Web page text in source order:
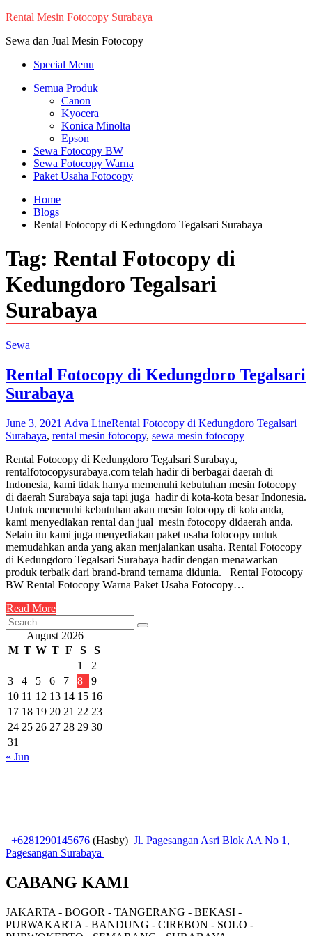
Skip
content
Rental Mesin Fotocopy Surabaya
Sewa dan Jual Mesin Fotocopy
Special Menu
Semua Produk
Canon
Kyocera
Konica Minolta
Epson
Sewa Fotocopy BW
Sewa Fotocopy Warna
Paket Usaha Fotocopy
Home
Blogs
Rental Fotocopy di Kedungdoro Tegalsari Surabaya
Tag: Rental Fotocopy di
Kedungdoro Tegalsari
Surabaya
Sewa
Rental Fotocopy di Kedungdoro Tegalsari
Surabaya
June 3, 2021 Adva LineRental Fotocopy di Kedungdoro Tegalsari
Surabaya, rental mesin fotocopy, sewa mesin fotocopy
Rental Fotocopy di Kedungdoro Tegalsari Surabaya,
rentalfotocopysurabaya.com telah hadir di berbagai daerah di
Indonesia, kami tidak hanya memenuhi kebutuhan mesin fotocopy
di daerah Surabaya saja tapi juga hadir di kota-kota besar Indonesia.
Untuk memenuhi kebutuhan akan mesin fotocopy di kota anda,
kami menyediakan rental dan jual mesin fotocopy didaerah anda.
Selain itu kami juga menyediakan paket usaha fotocopy untuk
memudahkan anda yang akan menjalankan usaha. Rental Fotocopy
di Kedungdoro Tegalsari Surabaya hadir dengan menawarkan
produk terbaik dari brand-brand ternama didunia. Rental Fotocopy
BW Rental Fotocopy Warna Paket Usaha Fotocopy…
Read More
August 2026
M T W T F S
S
1
2
3
4 5 6 7 8
9
10 11 12 13 14 15 16
17 18 19 20 21 22 23
24 25 26 27 28 29 30
31
« Jun
+6281290145676 (Hasby) Jl. Pagesangan Asri Blok AA No 1,
Pagesangan Surabaya
CABANG KAMI
JAKARTA - BOGOR - TANGERANG - BEKASI -
PURWAKARTA - BANDUNG - CIREBON - SOLO -